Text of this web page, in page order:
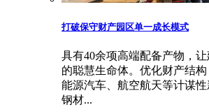
打破保守财产园区单一成长模式
具有40余项高端配备产物，
的聪慧生命体。优化财产结
能源汽车、航空航天等计谋
钢材...